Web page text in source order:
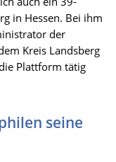
in Hessen. Bei ihm
der
Kreis Landsberg
Plattform tätig
seine